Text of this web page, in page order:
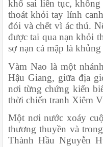
khổ sai liên tục,
thoát khỏi tay lính
đói và chết vì ác thú.
được tai qua nạn khỏi
sợ nạn cá mập là
Vàm Nao là một
Hậu Giang, giữa địa
nơi từng chứng kiến
thời chiến tranh Xiêm
Một nơi nước xoáy
thương thuyền và
Thành Hầu Nguyễn